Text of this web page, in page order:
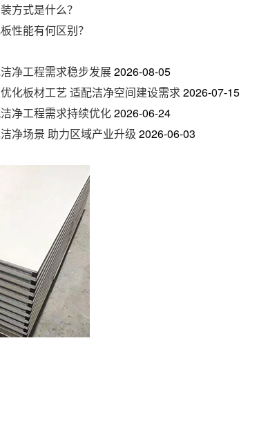
方式是什么？
性能有何区别？
净工程需求稳步发展2026-08-05
化板材工艺 适配洁净空间建设需求2026-07-15
净工程需求持续优化2026-06-24
净场景 助力区域产业升级 2026-06-03